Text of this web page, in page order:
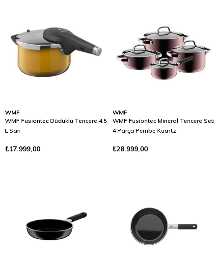
WMF
WMF Fusiontec Düdüklü Tencere 4.5
L Sarı
₺17.999,00
WMF
WMF Fusiontec Mineral Tencere Seti
4 Parça Pembe Kuartz
₺28.999,00